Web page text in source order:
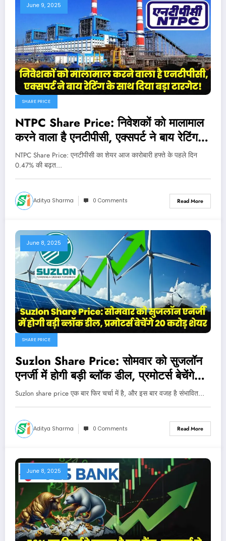
June 9, 2025
SHARE PRICE
NTPC Share Price: निवेशकों को मालामाल
करने वाला है एनटीपीसी, एक्सपर्ट ने बाय रेटिंग के
साथ दिया बड़ा टारगेट!
NTPC Share Price: एनटीपीसी का शेयर आज कारोबारी हफ्ते के पहले दिन
0.47% की बढ़त…
Aditya Sharma 0 Comments Read More
June 8, 2025
SHARE PRICE
Suzlon Share Price: सोमवार को सुजलॉन
एनर्जी में होगी बड़ी ब्लॉक डील, प्रमोटर्स बेचेंगे
20 करोड़ शेयर
Suzlon share price एक बार फिर चर्चा में है, और इस बार वजह है संभावित…
Aditya Sharma 0 Comments Read More
June 8, 2025